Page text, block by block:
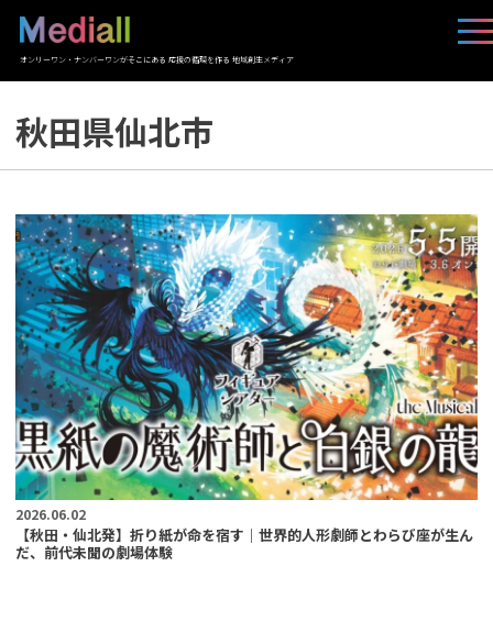
オンリーワン・ナンバーワンがそこにある 応援の循環を作る 地域創生メディア
秋田県仙北市
2026.06.02
【秋田・仙北発】折り紙が命を宿す｜世界的人形劇師とわらび座が生ん
だ、前代未聞の劇場体験